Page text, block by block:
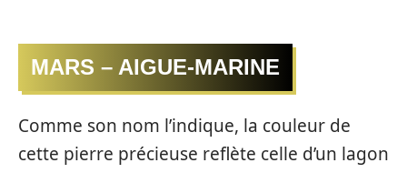
MARS – AIGUE-MARINE
Comme son nom l’indique, la couleur de
cette pierre précieuse reflète celle d’un lagon